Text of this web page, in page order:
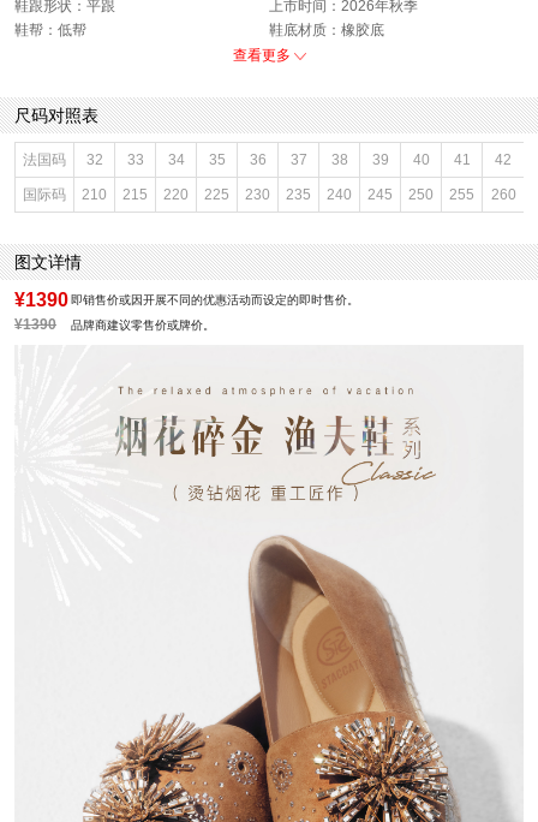
鞋跟形状：平跟
上市时间：2026年秋季
鞋帮：低帮
鞋底材质：橡胶底
色系：杏色
闭合方式：套脚
款式季节：秋季
配跟：无
鞋垫材质：牛皮革,猪皮革
鞋头款式：圆头
鞋面图案：纯色
参考鞋长(女)：25.5CM
适用人群：成人
制鞋工艺：胶贴皮鞋
皮质特征：绒面皮
里料材质：猪皮革
风格：时尚潮流
查看更多
尺码对照表
法国码 32 33 34 35 36 37 38 39 40 41 42
国际码 210 215 220 225 230 235 240 245 250 255 260
图文详情
¥1390 即销售价或因开展不同的优惠活动而设定的即时售价。
¥1390 品牌商建议零售价或牌价。